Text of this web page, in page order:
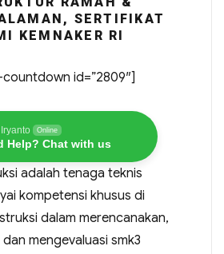
SERTIFIKAT
KEMNAKER RI
id=”2809″]
Online
Help? Chat with us
adalah tenaga teknis
kompetensi khusus di
dalam merencanakan,
mengevaluasi smk3